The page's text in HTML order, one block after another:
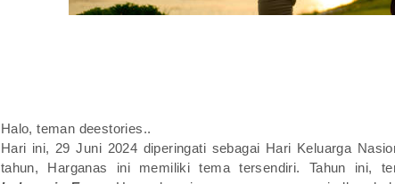
Halo, teman deestories..
Hari ini, 29 Juni 2024 diperingati sebagai Hari Keluarga
tahun, Harganas ini memiliki tema tersendiri. Tahun ini,